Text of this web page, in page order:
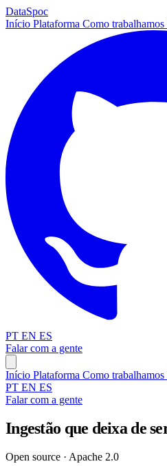
DataSpoc
Início Plataforma Como trabalhamos
PT EN ES
Falar com a gente
Início Plataforma Como trabalhamos
PT EN ES
Falar com a gente
Ingestão que deixa de
Open source · Apache 2.0